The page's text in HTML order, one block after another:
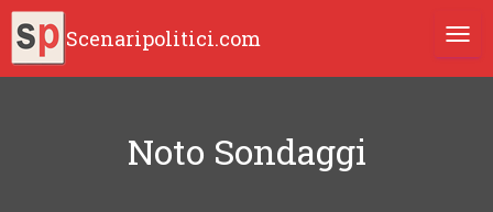
Scenaripolitici.com
Noto Sondaggi